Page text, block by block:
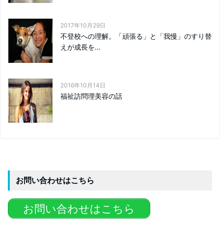
2017年10月29日
不登校への理解。「頑張る」と「我慢」のすり替
えが成長を...
2016年10月14日
福祉訪問理美容の話
お問い合わせはこちら
お問い合わせはこちら